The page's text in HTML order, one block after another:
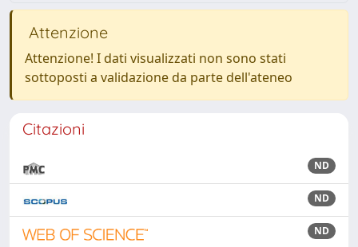
Attenzione
Attenzione! I dati visualizzati non sono stati
sottoposti a validazione da parte dell'ateneo
Citazioni
ND
ND
ND